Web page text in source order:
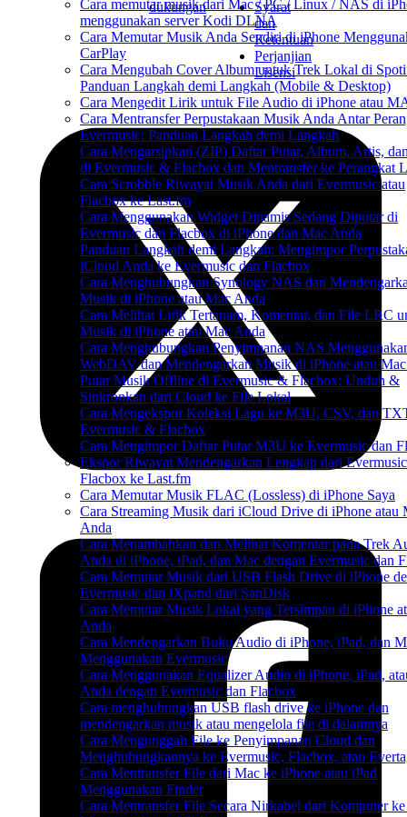
Cara memutar musik dari Mac / PC / Linux / NAS di
menggunakan server Kodi DLNA
Cara Memutar Musik Anda Sendiri di iPhone
CarPlay
Cara Mengubah Cover Album untuk Trek Lokal di
Panduan Langkah demi Langkah (Mobile & Desktop)
Cara Mengedit Lirik untuk File Audio di iPhone atau
Cara Mentransfer Perpustakaan Musik Anda Antar
Evermusic: Panduan Langkah demi Langkah
Cara Mengarsipkan (ZIP) Daftar Putar, Album, Artis,
di Evermusic & Flacbox dan Mentransfer ke Perangkat
Cara Scrobble Riwayat Musik Anda dari Evermusic atau
Flacbox ke Last.fm
Cara Menggunakan Widget Dinamis Sedang Diputar di
Evermusic dan Flacbox di iPhone dan Mac Anda
Panduan Langkah demi Langkah: Mengimpor
iCloud Anda ke Evermusic dan Flacbox
Cara Menghubungkan Synology NAS dan
Musik di iPhone atau Mac Anda
Cara Melihat Lirik Tertanam, Komentar, dan File LRC
Musik di iPhone atau Mac Anda
Cara Menghubungkan Penyimpanan NAS
WebDAV dan Mendengarkan Musik di iPhone atau
Putar Musik Offline di Evermusic & Flacbox: Unduh &
Sinkronkan dari Cloud ke File Lokal
Cara Mengekspor Koleksi Lagu ke M3U, CSV, dan
Evermusic & Flacbox
Cara Mengimpor Daftar Putar M3U ke Evermusic dan
Ekspor Riwayat Mendengarkan Lengkap dari
Flacbox ke Last.fm
Cara Memutar Musik FLAC (Lossless) di iPhone Saya
Cara Streaming Musik dari iCloud Drive di iPhone atau
Anda
Cara Menambahkan dan Melihat Komentar pada Trek
Anda di iPhone, iPad, dan Mac dengan Evermusic dan
Cara Memutar Musik dari USB Flash Drive di iPhone
Evermusic dan iXpand dari SanDisk
Cara Memutar Musik Lokal yang Tersimpan di iPhone
Anda
Cara Mendengarkan Buku Audio di iPhone, iPad, dan
Menggunakan Evermusic
Cara Menggunakan Equalizer Audio di iPhone, iPad,
Anda dengan Evermusic dan Flacbox
Cara menghubungkan USB flash drive ke iPhone dan
mendengarkan musik atau mengelola file di dalamnya
Cara Mengunggah File ke Penyimpanan Cloud dan
Menghubungkannya ke Evermusic, Flacbox, atau
Cara Mentransfer File dari Mac ke iPhone atau iPad
Menggunakan Finder
Cara Mentransfer File Secara Nirkabel dari Komputer
dukungan
Syarat
dan
Ketentuan
Perjanjian
Lisensi